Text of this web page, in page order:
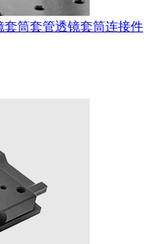
套筒套管透镜套筒连接件